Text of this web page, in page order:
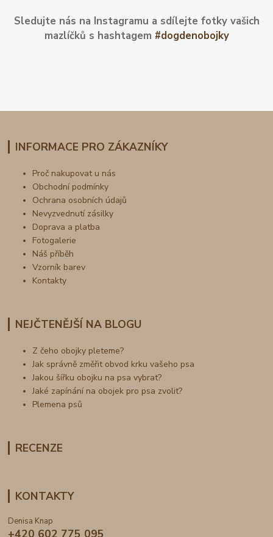
Sledujte nás na Instagramu a sdílejte fotky vašich
mazlíčků s hashtagem #dogdenobojky
INFORMACE PRO ZÁKAZNÍKY
Proč nakupovat u nás
Obchodní podmínky
Ochrana osobních údajů
Nevyzvednutí zásilky
Doprava a platba
Fotogalerie
Náš příběh
Vzorník barev
Kontakty
NEJČTENĚJŠÍ NA BLOGU
Z čeho obojky pleteme?
Jak správně změřit obvod krku vašeho psa
Jakou šířku obojku na psa vybrat?
Jaké zapínání na obojek pro psa zvolit?
Plemena psů
RECENZE
KONTAKTY
Denisa Knap
+420 602 775 095